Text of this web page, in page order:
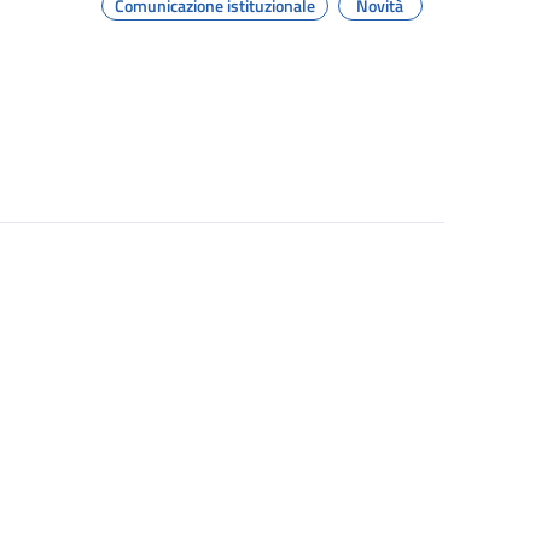
Comunicazione istituzionale Novità